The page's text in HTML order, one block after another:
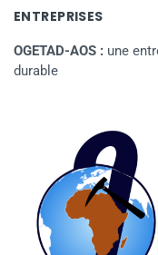
ENTREPRISES
OGETAD-AOS : une
durable